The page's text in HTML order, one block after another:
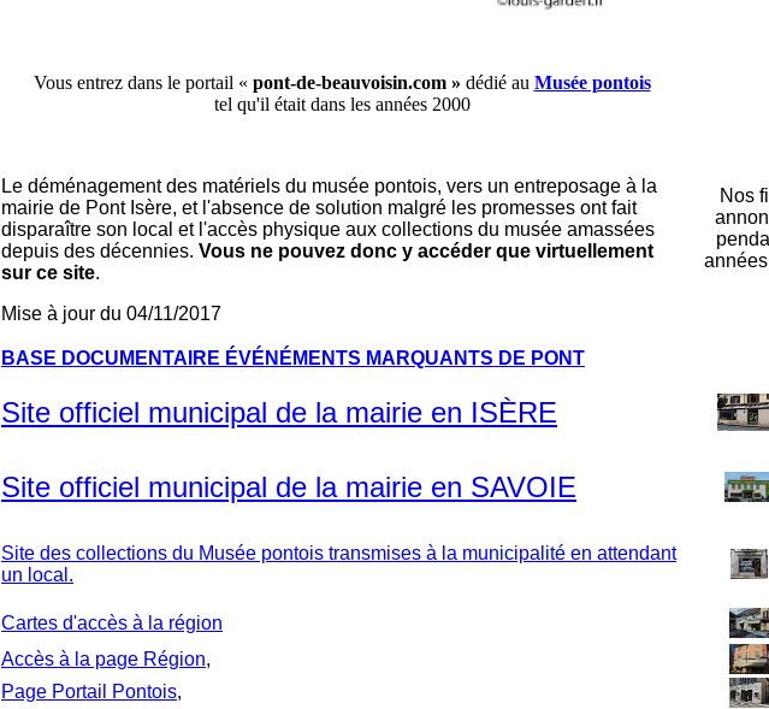
Vous entrez dans le portail « pont-de-beauvoisin.com » dédié au Musée pontois
tel qu'il était dans les années 2000
Le déménagement des matériels du musée pontois, vers un entreposage à la
mairie de Pont Isère, et l'absence de solution malgré les promesses ont fait
disparaître son local et l'accès physique aux collections du musée amassées
depuis des décennies. Vous ne pouvez donc y accéder que virtuellement
sur ce site.
Mise à jour du 04/11/2017
Nos
BASE DOCUMENTAIRE ÉVÉNÉMENTS MARQUANTS DE PONT
Site officiel municipal de la mairie en ISÈRE
Site officiel municipal de la mairie en SAVOIE
Site des collections du Musée pontois transmises à la municipalité en attendant
un local.
Cartes d'accès à la région
Accès à la page Région,
Page Portail Pontois,